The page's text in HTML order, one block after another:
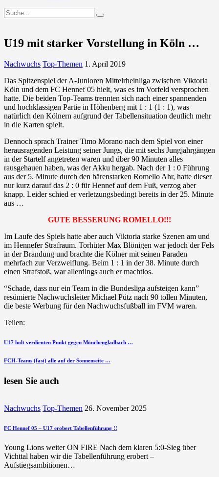
U19 mit starker Vorstellung in Köln …
Nachwuchs Top-Themen 1. April 2019
Das Spitzenspiel der A-Junioren Mittelrheinliga zwischen Viktoria
Köln und dem FC Hennef 05 hielt, was es im Vorfeld versprochen
hatte. Die beiden Top-Teams trennten sich nach einer spannenden
und hochklassigen Partie in Höhenberg mit 1 : 1 (1 : 1), was
natürlich den Kölnern aufgrund der Tabellensituation deutlich mehr
in die Karten spielt.
Dennoch sprach Trainer Timo Morano nach dem Spiel von einer
herausragenden Leistung seiner Jungs, die mit sechs Jungjahrgängen
in der Startelf angetreten waren und über 90 Minuten alles
rausgehauen haben, was der Akku hergab. Nach der 1 : 0 Führung
aus der 5. Minute durch den bärenstarken Romello Ahr, hatte dieser
nur kurz darauf das 2 : 0 für Hennef auf dem Fuß, verzog aber
knapp. Leider schied er verletzungsbedingt bereits in der 25. Minute
aus …
GUTE BESSERUNG ROMELLO!!!
Im Laufe des Spiels hatte aber auch Viktoria starke Szenen am und
im Hennefer Strafraum. Torhüter Max Blönigen war jedoch der Fels
in der Brandung und brachte die Kölner mit seinen Paraden
mehrfach zur Verzweiflung. Beim 1 : 1 in der 38. Minute durch
einen Strafstoß, war allerdings auch er machtlos.
“Schade, dass nur ein Team in die Bundesliga aufsteigen kann”
resümierte Nachwuchsleiter Michael Pütz nach 90 tollen Minuten,
die beste Werbung für den Nachwuchsfußball im FVM waren.
Teilen:
Beitragsnavigation
vorherigen
U17 holt verdienten Punkt gegen Mönchengladbach …
nächsten
FCH-Teams (fast) alle auf der Sonnenseite …
lesen Sie auch
Nachwuchs Top-Themen 26. November 2025
FC Hennef 05 – U17 erobert Tabellenführung !!
Young Lions weiter ON FIRE Nach dem klaren 5:0-Sieg über
Vichttal haben wir die Tabellenführung erobert –
Aufstiegsambitionen…